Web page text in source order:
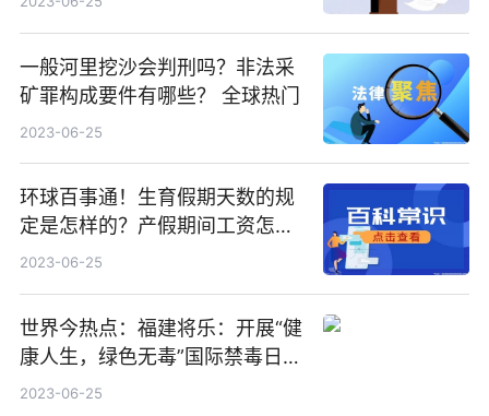
一般河里挖沙会判刑吗？非法采
矿罪构成要件有哪些？ 全球热门
2023-06-25
环球百事通！生育假期天数的规
定是怎样的？产假期间工资怎么
算？
2023-06-25
世界今热点：福建将乐：开展“健
康人生，绿色无毒”国际禁毒日普
法宣传活动
2023-06-25